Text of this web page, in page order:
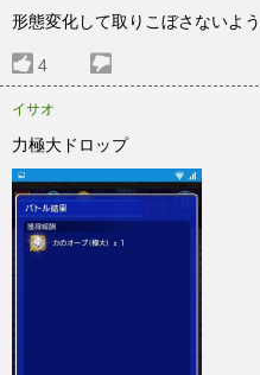
形態変化して取りこぼさないよう
4
イサオ
力極大ドロップ